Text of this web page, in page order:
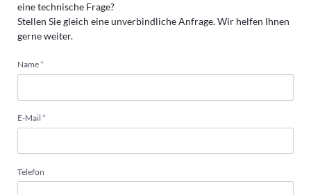
eine technische Frage?
Stellen Sie gleich eine unverbindliche Anfrage. Wir helfen Ihnen
gerne weiter.
Pflichtfeld
Name *
Pflichtfeld
E-Mail *
Telefon